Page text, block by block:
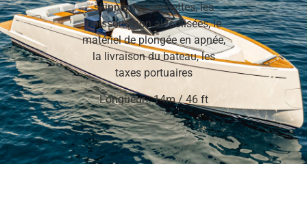
skipper, les serviettes, les
boissons non alcoolisées, le
matériel de plongée en apnée,
la livraison du bateau, les
taxes portuaires
Longueur : 14m / 46 ft